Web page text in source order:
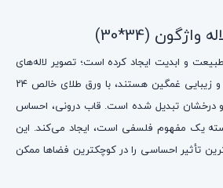
(34*30)
و ابدیت ایجاد کرده است؛ تصویر لاله‌های
واژگون، که نماد گذرا بودن و زیبایی غمگین هستند، با ورق طلای خالص ۲۴
و درخشان تبدیل شده است. قاب درونی، احساس
یک مفهوم فلسفی است، ایجاد می‌کند. این
تأثیر احساسی را در کوچکترین فضاها ممکن